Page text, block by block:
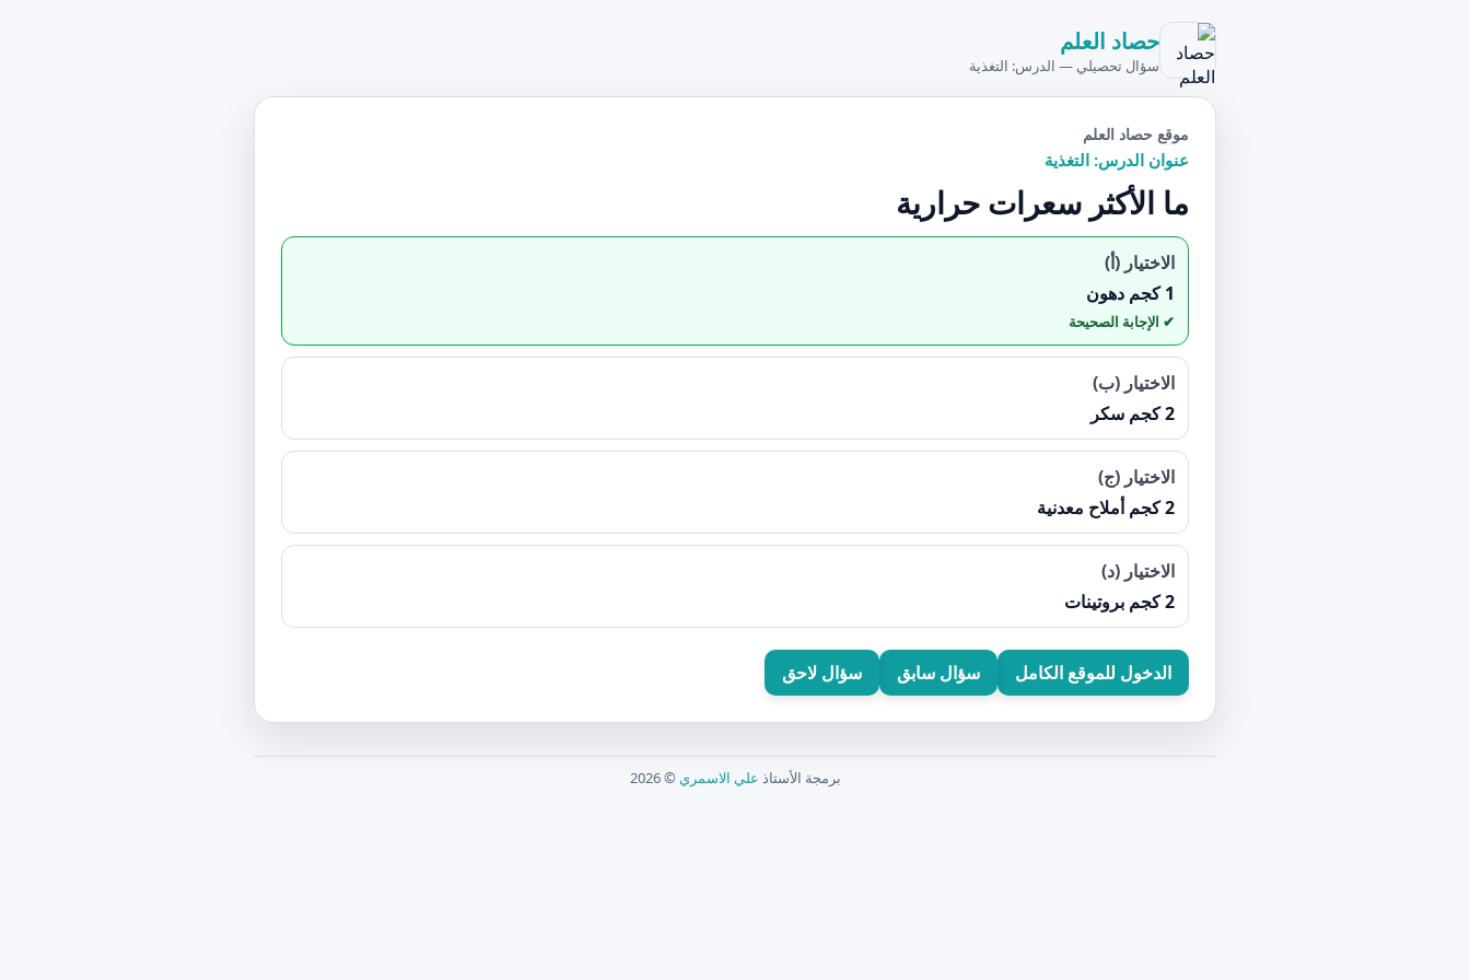
حصاد العلم
سؤال تحصيلي — الدرس: التغذية
موقع حصاد العلم
عنوان الدرس: التغذية
ما الأكثر سعرات حرارية
الاختيار (أ)
1 كجم دهون
الاختيار (ب)
2 كجم سكر
الاختيار (ج)
2 كجم أملاح معدنية
الاختيار (د)
2 كجم بروتينات
الدخول للموقع الكامل سؤال سابق سؤال لاحق
برمجة الأستاذ علي الاسمري © 2026